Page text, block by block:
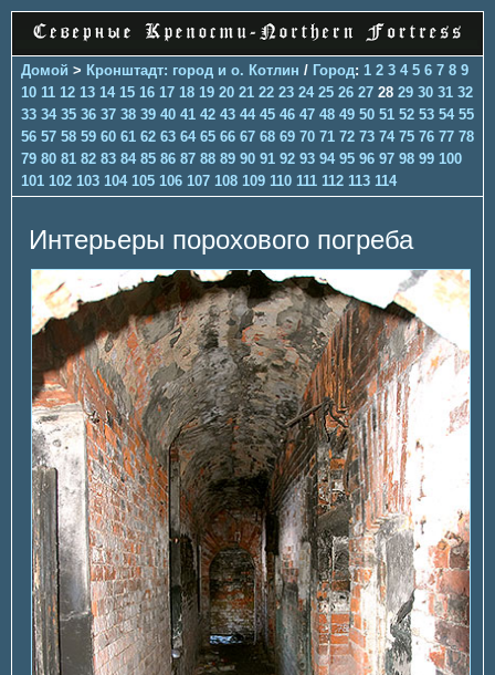
Домой > Кронштадт: город и о. Котлин / Город: 1 2 3 4 5 6 7 8 9
10 11 12 13 14 15 16 17 18 19 20 21 22 23 24 25 26 27 28 29 30 31 32
33 34 35 36 37 38 39 40 41 42 43 44 45 46 47 48 49 50 51 52 53 54 55
56 57 58 59 60 61 62 63 64 65 66 67 68 69 70 71 72 73 74 75 76 77 78
79 80 81 82 83 84 85 86 87 88 89 90 91 92 93 94 95 96 97 98 99 100
101 102 103 104 105 106 107 108 109 110 111 112 113 114
Интерьеры порохового погреба